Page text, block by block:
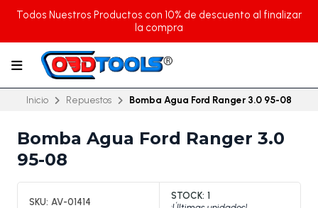
Todos Nuestros Productos con 10% de descuento al finalizar
la compra
Inicio Repuestos Bomba Agua Ford Ranger 3.0 95-08
Bomba Agua Ford Ranger 3.0
95-08
SKU: AV-01414
STOCK: 1